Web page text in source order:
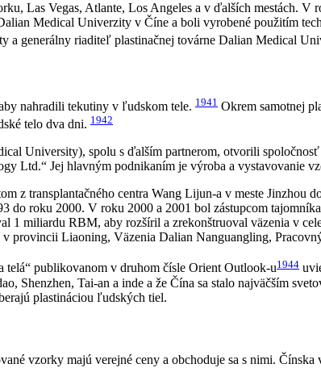
Las Vegas, Atlante, Los Angeles a v ďalších mestách.
Medical Univerzity v Číne a boli vyrobené použitím
a generálny riaditeľ plastinačnej továrne Dalian Medical
nahradili tekutiny v ľudskom tele. 1941 Okrem samotnej
telo dva dni. 1942
University), spolu s ďalším partnerom, otvorili
Ltd.“ Jej hlavným podnikaním je výroba a vystavovanie
z transplantačného centra Wang Lijun-a v meste Jinzhou
do roku 2000. V roku 2000 a 2001 bol zástupcom
1 miliardu RBM, aby rozšíril a zrekonštruoval väzenia v
provincii Liaoning, Väzenia Dalian Nanguangling,
telá“ publikovanom v druhom čísle Orient Outlook-u1944
Shenzhen, Tai-an a inde a že Čína sa stalo najväčším
plastináciou ľudských tiel.
vzorky majú verejné ceny a obchoduje sa s nimi.